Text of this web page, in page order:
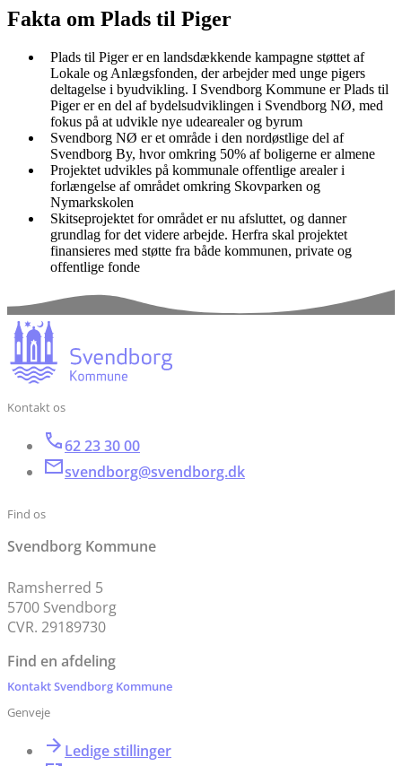
Fakta om Plads til Piger
Plads til Piger er en landsdækkende kampagne støttet af
Lokale og Anlægsfonden, der arbejder med unge pigers
deltagelse i byudvikling. I Svendborg Kommune er Plads til
Piger er en del af bydelsudviklingen i Svendborg NØ, med
fokus på at udvikle nye udearealer og byrum
Svendborg NØ er et område i den nordøstlige del af
Svendborg By, hvor omkring 50% af boligerne er almene
Projektet udvikles på kommunale offentlige arealer i
forlængelse af området omkring Skovparken og
Nymarkskolen
Skitseprojektet for området er nu afsluttet, og danner
grundlag for det videre arbejde. Herfra skal projektet
finansieres med støtte fra både kommunen, private og
offentlige fonde
Kontakt os
62 23 30 00
svendborg@svendborg.dk
Find os
Svendborg Kommune
Ramsherred 5
5700 Svendborg
CVR. 29189730
Find en afdeling
Kontakt Svendborg Kommune
Genveje
Ledige stillinger